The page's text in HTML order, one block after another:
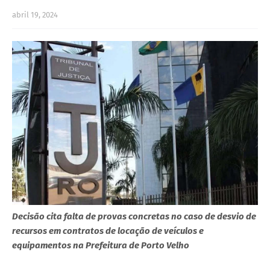
abril 19, 2024
Decisão cita falta de provas concretas no caso de desvio de
recursos em contratos de locação de veículos e
equipamentos na Prefeitura de Porto Velho